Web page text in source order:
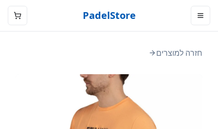
PadelStore
חזרה למוצרים